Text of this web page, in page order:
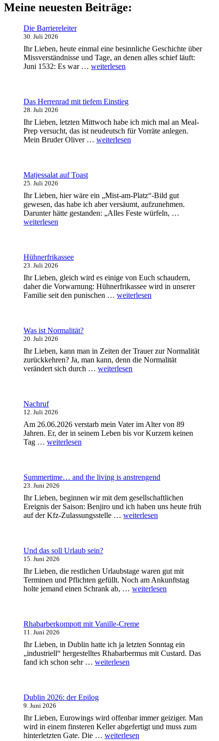
Meine neuesten Beiträge:
Die Barriereleiter
30. Juli 2026
Ihr Lieben, heute einmal eine besinnliche Geschichte über
Missverständnisse und Tage, an denen alles schief läuft:
Juni 1532: Es war … „Die
weiterlesen
Das Herrenrad mit tiefem Einstieg
28. Juli 2026
Ihr Lieben, letzten Mittwoch habe ich mich mal an Meal-
Prep versucht, das ist neudeutsch für Vorräte anlegen.
Mein Bruder Oliver … „Das
weiterlesen
Matjessalat auf Toast
25. Juli 2026
Ihr Lieben, hier wäre ein „Mist-am-Platz“-Bild gut
gewesen, das habe ich aber versäumt, aufzunehmen.
Darunter hätte gestanden: „Alles Feste würfeln, …
weiterlesen
Hühnerfrikassee
23. Juli 2026
Ihr Lieben, gleich wird es einige von Euch schaudern,
daher die Vorwarnung: Hühnerfrikassee wird in unserer
Familie seit den punischen … „Hühnerfrikassee“
weiterlesen
Was ist Normalität?
20. Juli 2026
Ihr Lieben, kann man in Zeiten der Trauer zur Normalität
zurückkehren? Ja, man kann, denn die Normalität
verändert sich durch … „Was
weiterlesen
Nachruf
12. Juli 2026
Am 26.06.2026 verstarb mein Vater im Alter von 89
Jahren. Er, der in seinem Leben bis vor Kurzem keinen
Tag … „Nachruf“
weiterlesen
Summertime… and the living is anstrengend
23. Juni 2026
Ihr Lieben, beginnen wir mit dem gesellschaftlichen
Ereignis der Saison: Benjiro und ich haben uns heute früh
auf der Kfz-Zulassungsstelle … „Summertime…
weiterlesen
Und das soll Urlaub sein?
15. Juni 2026
Ihr Lieben, die restlichen Urlaubstage waren gut mit
Terminen und Pflichten gefüllt. Noch am Ankunftstag
holte jemand einen Schrank ab, … „Und
sein?“
weiterlesen
Rhabarberkompott mit Vanille-Creme
11. Juni 2026
Ihr Lieben, in Dublin hatte ich ja letzten Sonntag ein
„industriell“ hergestelltes Rhabarbermus mit Custard. Das
fand ich schon sehr … „Rhabarberkompott
weiterlesen
Dublin 2026: der Epilog
9. Juni 2026
Ihr Lieben, Eurowings wird offenbar immer geiziger. Man
wird in einem finsteren Keller abgefertigt und muss zum
hinterletzten Gate. Die … „Dublin
weiterlesen